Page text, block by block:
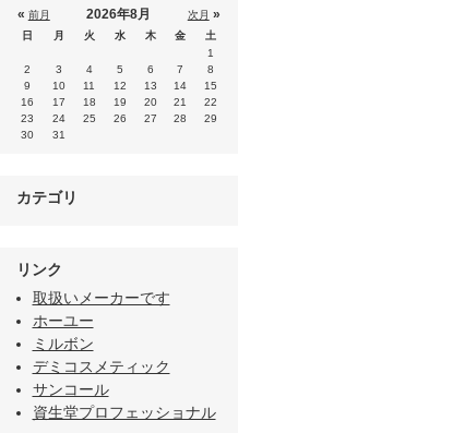
« 前月 次月 »
2026年8月
日 月 火 水 木 金
土
1
2
3 4 5 6 7
8
9
10 11 12 13 14
15
16
17 18 19 20 21
22
23
24 25 26 27 28
29
30
31
カテゴリ
リンク
取扱いメーカーです
ホーユー
ミルボン
デミコスメティック
サンコール
資生堂プロフェッショナル